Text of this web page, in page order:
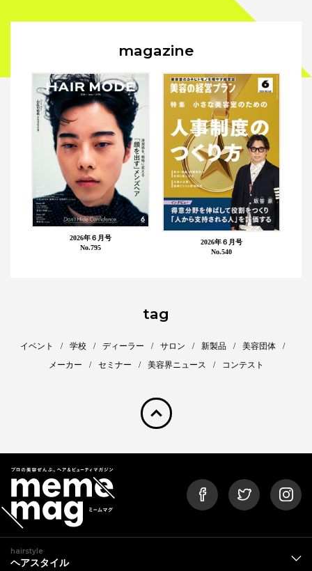
magazine
2026年６月号
No.795
2026年６月号
No.540
tag
イベント 学校 ディーラー サロン 新製品
美容団体
メーカー
セミナー 美容界ニュース コンテスト
pagetop
hairstyle
ヘアスタイル